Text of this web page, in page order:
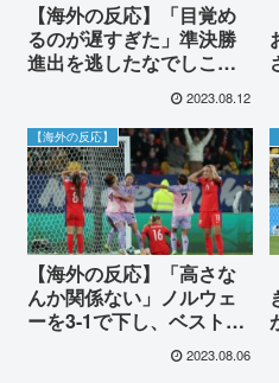
【海外の反応】「目覚め
るのが遅すぎた」準決勝
進出を逃したなでしこジ
ャパンに海外が悲痛2023.08.12
【海外の反応】
【海外の反応】「高さな
んか関係ない」ノルウェ
ーを3-1で下し、ベスト8
進出を決めたなでしこジ
ャパンに海外が称賛！2023.08.06